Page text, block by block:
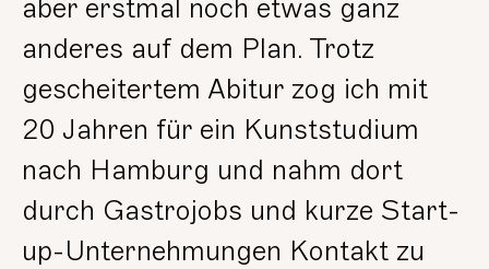
aber erstmal noch etwas ganz
anderes auf dem Plan. Trotz
gescheitertem Abitur zog ich mit
20 Jahren für ein Kunststudium
nach Hamburg und nahm dort
durch Gastrojobs und kurze Start-
up-Unternehmungen Kontakt zu